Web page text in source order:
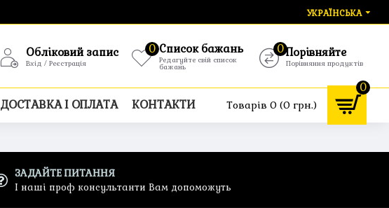
УКРАЇНСЬКА
Обліковий запис
Вхід / Реєстрація
Список бажань
Редагуйте свій список
бажань
0 Порівняйте
Порівняння продуктів
0
ДОСТАВКА І ОПЛАТА КОНТАКТИ Товарів 0 (0 грн.)
0
ЗАДАЙТЕ ПИТАННЯ
І наші проф консультанти Вам допоможуть